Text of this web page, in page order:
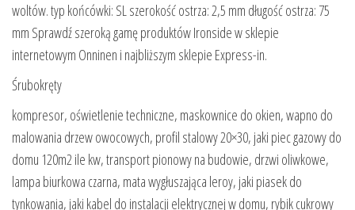
woltów. typ końcówki: SL szerokość ostrza: 2,5 mm długość ostrza: 75
mm Sprawdź szeroką gamę produktów Ironside w sklepie
internetowym Onninen i najbliższym sklepie Express-in.
Śrubokręty
kompresor, oświetlenie techniczne, maskownice do okien, wapno do
malowania drzew owocowych, profil stalowy 20×30, jaki piec gazowy do
domu 120m2 ile kw, transport pionowy na budowie, drzwi oliwkowe,
lampa biurkowa czarna, mata wygłuszająca leroy, jaki piasek do
tynkowania, jaki kabel do instalacji elektrycznej w domu, rybik cukrowy